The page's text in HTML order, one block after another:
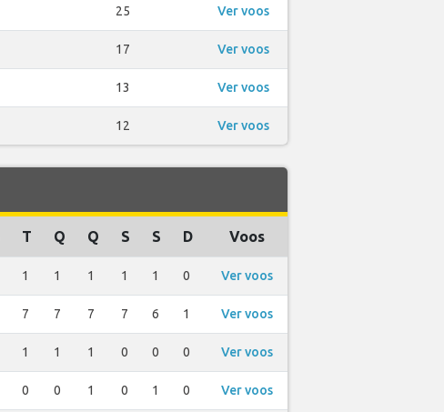
25 Ver voos
17 Ver voos
13 Ver voos
12 Ver voos
T Q Q S S D Voos
1 1 1 1 1 0 Ver voos
7 7 7 7 6 1 Ver voos
1 1 1 0 0 0 Ver voos
0 0 1 0 1 0 Ver voos